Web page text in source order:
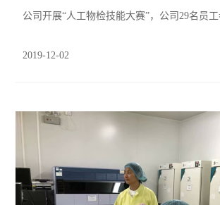
公司开展“人工物检技能大赛”，公司29名员工
2019-12-02